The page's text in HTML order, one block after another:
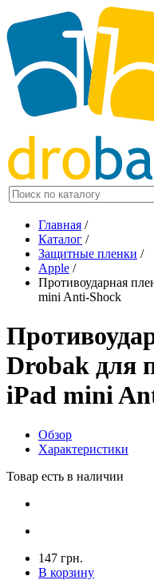
Главная /
Каталог /
Защитные пленки /
Apple /
Противоударная
mini Anti-Shock
Drobak для
iPad mini
Обзор
Характеристики
Товар есть в наличии
147 грн.
В корзину